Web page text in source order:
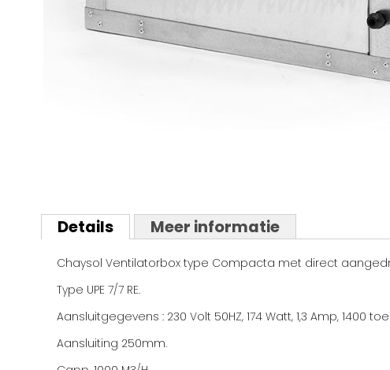
afbeeldingen-
gallerij
Details
Chaysol Ventilatorbox type Compacta met direct
Type UPE 7/7 RE.
Aansluitgegevens : 230 Volt 50HZ, 174 Watt, 1,3 Amp, 1400
Aansluiting 250mm.
Meer informatie